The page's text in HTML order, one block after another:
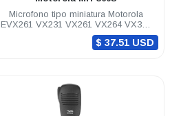
Microfono tipo miniatura Motorola
EVX261 VX231 VX261 VX264 VX350
$ 37.51 USD